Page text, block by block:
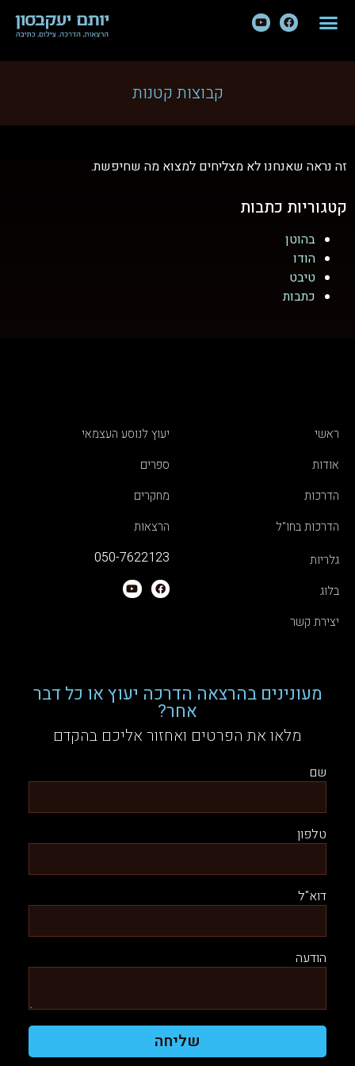
קבוצות קטנות
זה נראה שאנחנו לא מצליחים למצוא מה שחיפשת.
קטגוריות כתבות
בהוטן
הודו
טיבט
כתבות
ראשי
אודות
הדרכות
הדרכות בחו"ל
יעוץ לנוסע העצמאי
ספרים
מחקרים
הרצאות
גלריות
בלוג
יצירת קשר
050-7622123
מעונינים בהרצאה הדרכה יעוץ או כל דבר
אחר?
מלאו את הפרטים ואחזור אליכם בהקדם
שם
טלפון
דוא"ל
הודעה
שליחה